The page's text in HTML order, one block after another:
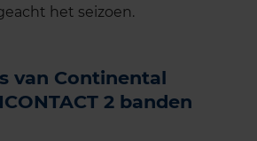
het seizoen.
van Continental
2 banden